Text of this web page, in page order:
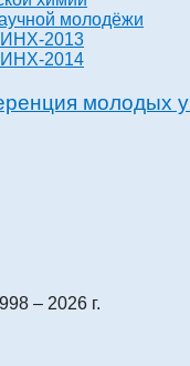
молодёжи
2013
2014
молодых
– 2026 г.